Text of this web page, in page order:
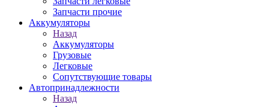
Запчасти прочие
Аккумуляторы
Назад
Аккумуляторы
Грузовые
Легковые
Сопутствующие товары
Автопринадлежности
Назад